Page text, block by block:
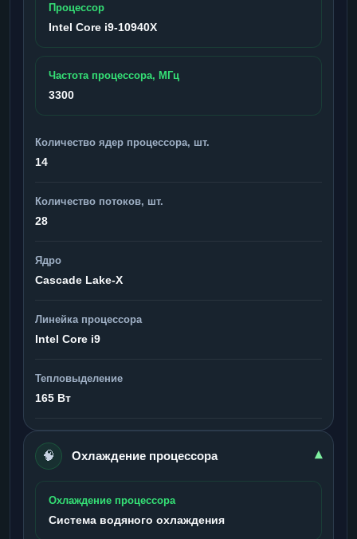
Процессор
Intel Core i9-10940X
Частота процессора, МГц
3300
Количество ядер процессора, шт.
14
Количество потоков, шт.
28
Ядро
Cascade Lake-X
Линейка процессора
Intel Core i9
Тепловыделение
165 Вт
🧠 Охлаждение процессора ▾
Охлаждение процессора
Система водяного охлаждения